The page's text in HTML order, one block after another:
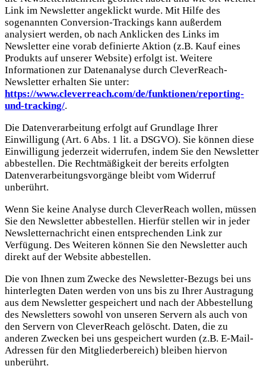
Link im Newsletter angeklickt wurde. Mit Hilfe des
sogenannten Conversion-Trackings kann außerdem
analysiert werden, ob nach Anklicken des Links im
Newsletter eine vorab definierte Aktion (z.B. Kauf eines
Produkts auf unserer Website) erfolgt ist. Weitere
Informationen zur Datenanalyse durch CleverReach-
Newsletter erhalten Sie unter:
https://www.cleverreach.com/de/funktionen/reporting-
und-tracking/.
Die Datenverarbeitung erfolgt auf Grundlage Ihrer
Einwilligung (Art. 6 Abs. 1 lit. a DSGVO). Sie können diese
Einwilligung jederzeit widerrufen, indem Sie den Newsletter
abbestellen. Die Rechtmäßigkeit der bereits erfolgten
Datenverarbeitungsvorgänge bleibt vom Widerruf
unberührt.
Wenn Sie keine Analyse durch CleverReach wollen, müssen
Sie den Newsletter abbestellen. Hierfür stellen wir in jeder
Newsletternachricht einen entsprechenden Link zur
Verfügung. Des Weiteren können Sie den Newsletter auch
direkt auf der Website abbestellen.
Die von Ihnen zum Zwecke des Newsletter-Bezugs bei uns
hinterlegten Daten werden von uns bis zu Ihrer Austragung
aus dem Newsletter gespeichert und nach der Abbestellung
des Newsletters sowohl von unseren Servern als auch von
den Servern von CleverReach gelöscht. Daten, die zu
anderen Zwecken bei uns gespeichert wurden (z.B. E-Mail-
Adressen für den Mitgliederbereich) bleiben hiervon
unberührt.